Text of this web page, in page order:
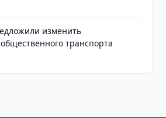
изменить
транспорта